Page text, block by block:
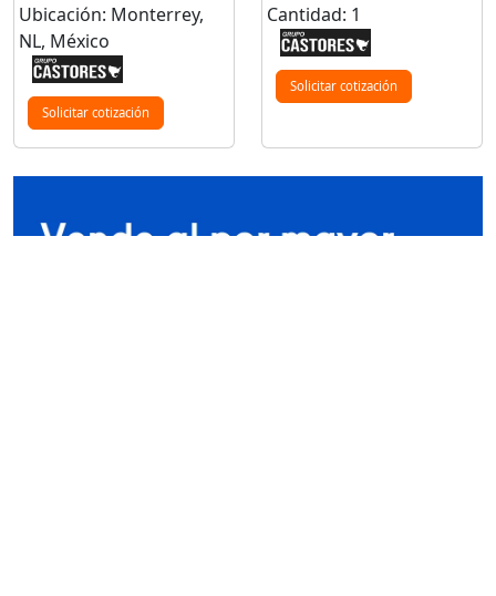
Ubicación: Monterrey,
NL, México
Solicitar cotización
Cantidad: 1
Solicitar cotización